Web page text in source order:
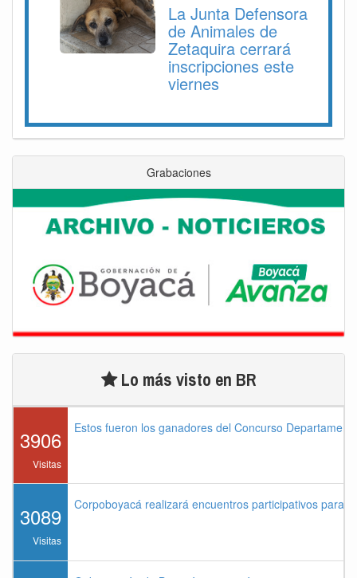
La Junta Defensora
de Animales de
Zetaquira cerrará
inscripciones este
viernes
Grabaciones
Lo más visto en BR
3906
Visitas
Estos fueron los ganadores del Concurso
3089
Visitas
Corpoboyacá realizará encuentros participativos para